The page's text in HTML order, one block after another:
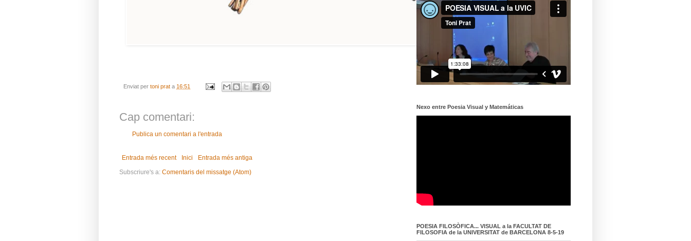
Enviat per toni prat a 16:51
Cap comentari:
Publica un comentari a l'entrada
Entrada més recent Entrada més antiga
Inici
Subscriure's a: Comentaris del missatge (Atom)
Nexo entre Poesia Visual y Matemáticas
POESIA FILOSÒFICA... VISUAL a la FACULTAT DE
FILOSOFIA de la UNIVERSITAT de BARCELONA 8-5-19